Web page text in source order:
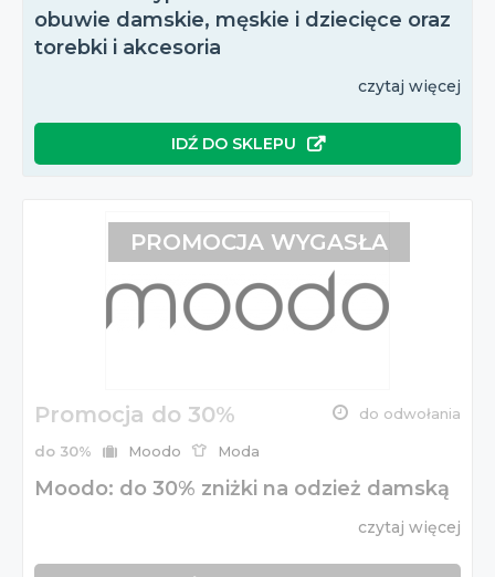
obuwie damskie, męskie i dziecięce oraz
torebki i akcesoria
czytaj więcej
IDŹ DO SKLEPU
Promocja do 30% do odwołania
do 30% Moodo Moda
Moodo: do 30% zniżki na odzież damską
czytaj więcej
PROMOCJA WYGASŁA